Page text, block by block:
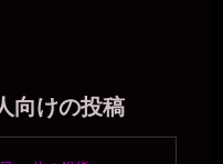
向けの投稿